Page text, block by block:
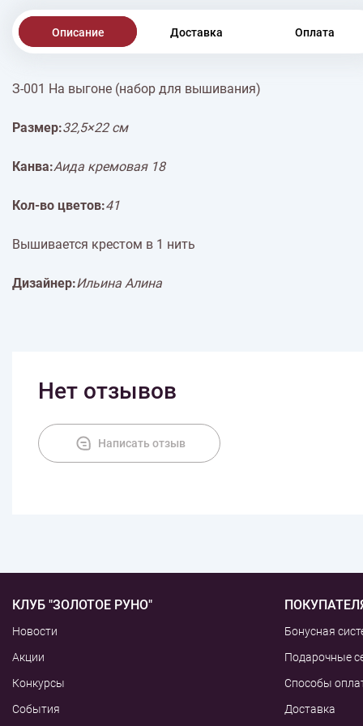
Описание Доставка Оплата
З-001 На выгоне (набор для вышивания)
Размер:32,5×22 см
Канва:Аида кремовая 18
Кол-во цветов:41
Вышивается крестом в 1 нить
Дизайнер:Ильина Алина
Нет отзывов
Написать отзыв
КЛУБ "ЗОЛОТОЕ РУНО"
Новости
Акции
Конкурсы
События
Бонусная
Подарочные
Способы
Доставка